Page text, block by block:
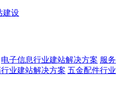
建设
电子信息行业建站解决方案 服务
业建站解决方案 五金配件行业